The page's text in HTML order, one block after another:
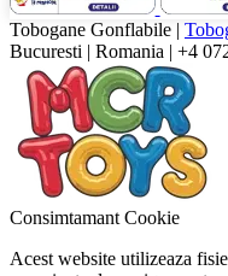
Tobogane Gonflabile |
Bucuresti | Romania | +4
Consimtamant Cookie
Acest website utilizeaza